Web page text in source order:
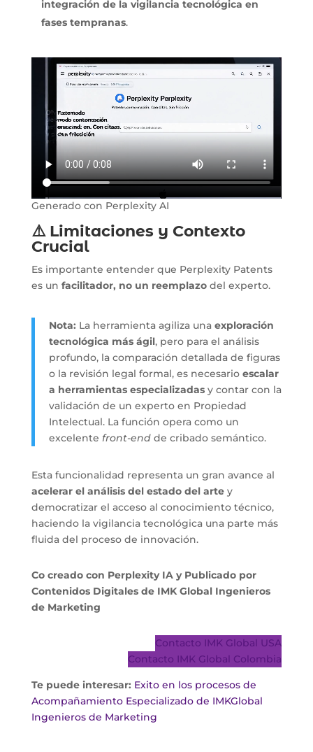
integración de la vigilancia tecnológica en
fases tempranas.
Generado con Perplexity AI
⚠️ Limitaciones y Contexto
Crucial
Es importante entender que Perplexity Patents
es un facilitador, no un reemplazodel experto.
Nota: La herramienta agiliza una exploración
tecnológica más ágil, pero para el análisis
profundo, la comparación detallada de figuras
o la revisión legal formal, es necesario escalar
a herramientas especializadasy contar con la
validación de un experto en Propiedad
Intelectual. La función opera como un
excelente front-endde cribado semántico.
Esta funcionalidad representa un gran avance al
acelerar el análisis del estado del artey
democratizar el acceso al conocimiento técnico,
haciendo la vigilancia tecnológica una parte más
fluida del proceso de innovación.
Co creado con Perplexity IA y Publicado por
Contenidos Digitales de IMK Global Ingenieros
de Marketing
Contacto IMK Global USA
Contacto IMK Global Colombia
Te puede interesar: Exito en los procesos de
Acompañamiento Especializado de IMKGlobal
Ingenieros de Marketing